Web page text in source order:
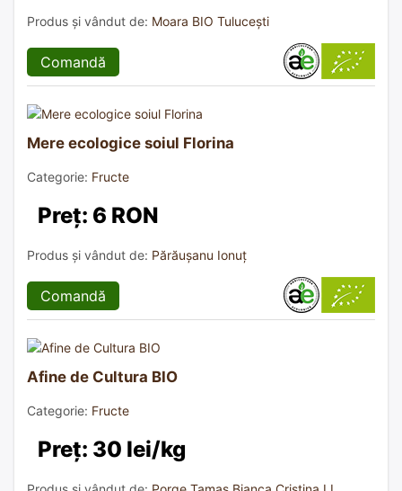
Produs și vândut de: Moara BIO Tulucești
Comandă
Mere ecologice soiul Florina
Categorie: Fructe
Preț: 6 RON
Produs și vândut de: Părăușanu Ionuț
Comandă
Afine de Cultura BIO
Categorie: Fructe
Preț: 30 lei/kg